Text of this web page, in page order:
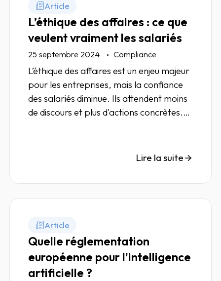
Article
L’éthique des affaires : ce que
veulent vraiment les salariés
25 septembre 2024 Compliance
L’éthique des affaires est un enjeu majeur
pour les entreprises, mais la confiance
des salariés diminue. Ils attendent moins
de discours et plus d'actions concrètes.
levier stratégique incontournable.
Lire la suite
Article
Quelle réglementation
européenne pour l'intelligence
artificielle ?